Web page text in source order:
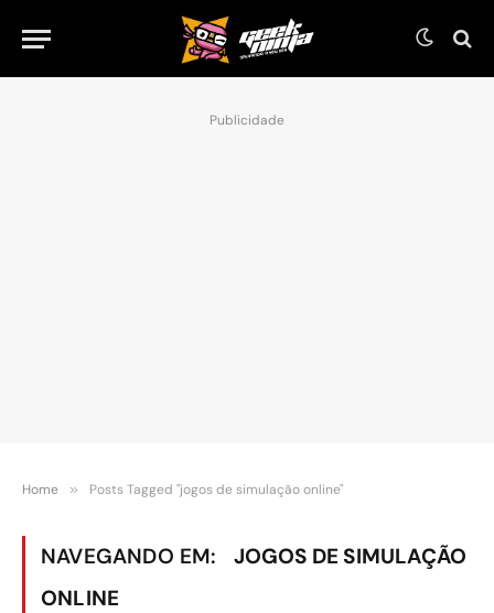
Publicidade
Home » Posts Tagged "jogos de simulação online"
NAVEGANDO EM:
JOGOS DE SIMULAÇÃO
ONLINE